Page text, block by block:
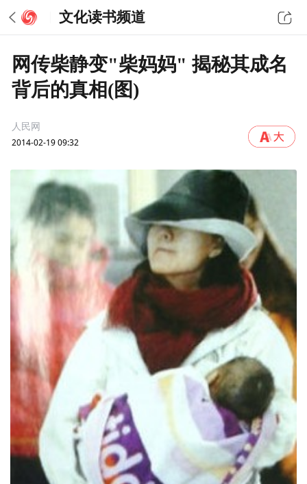
文化读书频道
网传柴静变"柴妈妈" 揭秘其成名
背后的真相(图)
人民网
2014-02-19 09:32